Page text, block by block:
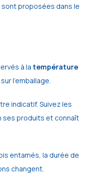
proposées dans le
à latempérature
l’emballage.
indicatif. Suivez les
ses produits et connaît
entamés, la durée de
changent.